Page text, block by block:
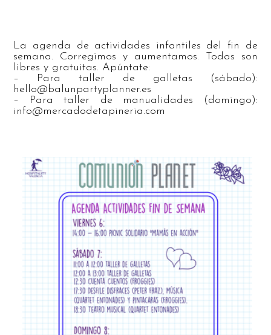
La agenda de actividades infantiles del fin de
semana. Corregimos y aumentamos. Todas son
libres y gratuitas. Apúntate:
– Para taller de galletas (sábado):
hello@balunpartyplanner.es
– Para taller de manualidades (domingo):
info@mercadodetapineria.com